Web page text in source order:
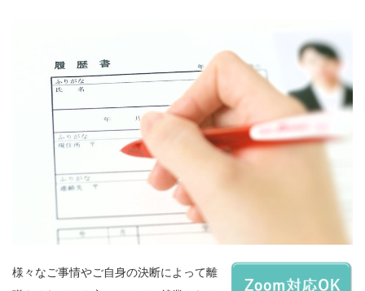
様々なご事情やご自身の決断によって離